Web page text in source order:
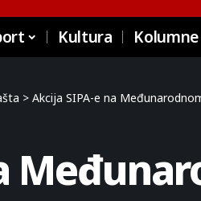
Kultura Kolumne
> Akcija SIPA-e na